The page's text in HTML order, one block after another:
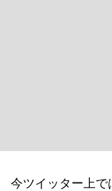
今ツイッター上